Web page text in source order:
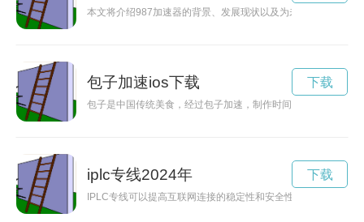
本文将介绍987加速器的背景、发展现状以及为未来提供的机遇
包子加速ios下载
包子是中国传统美食，经过包子加速，制作时间缩短，但味道依
下载
iplc专线2024年
IPLC专线可以提高互联网连接的稳定性和安全性，同时可以更
下载